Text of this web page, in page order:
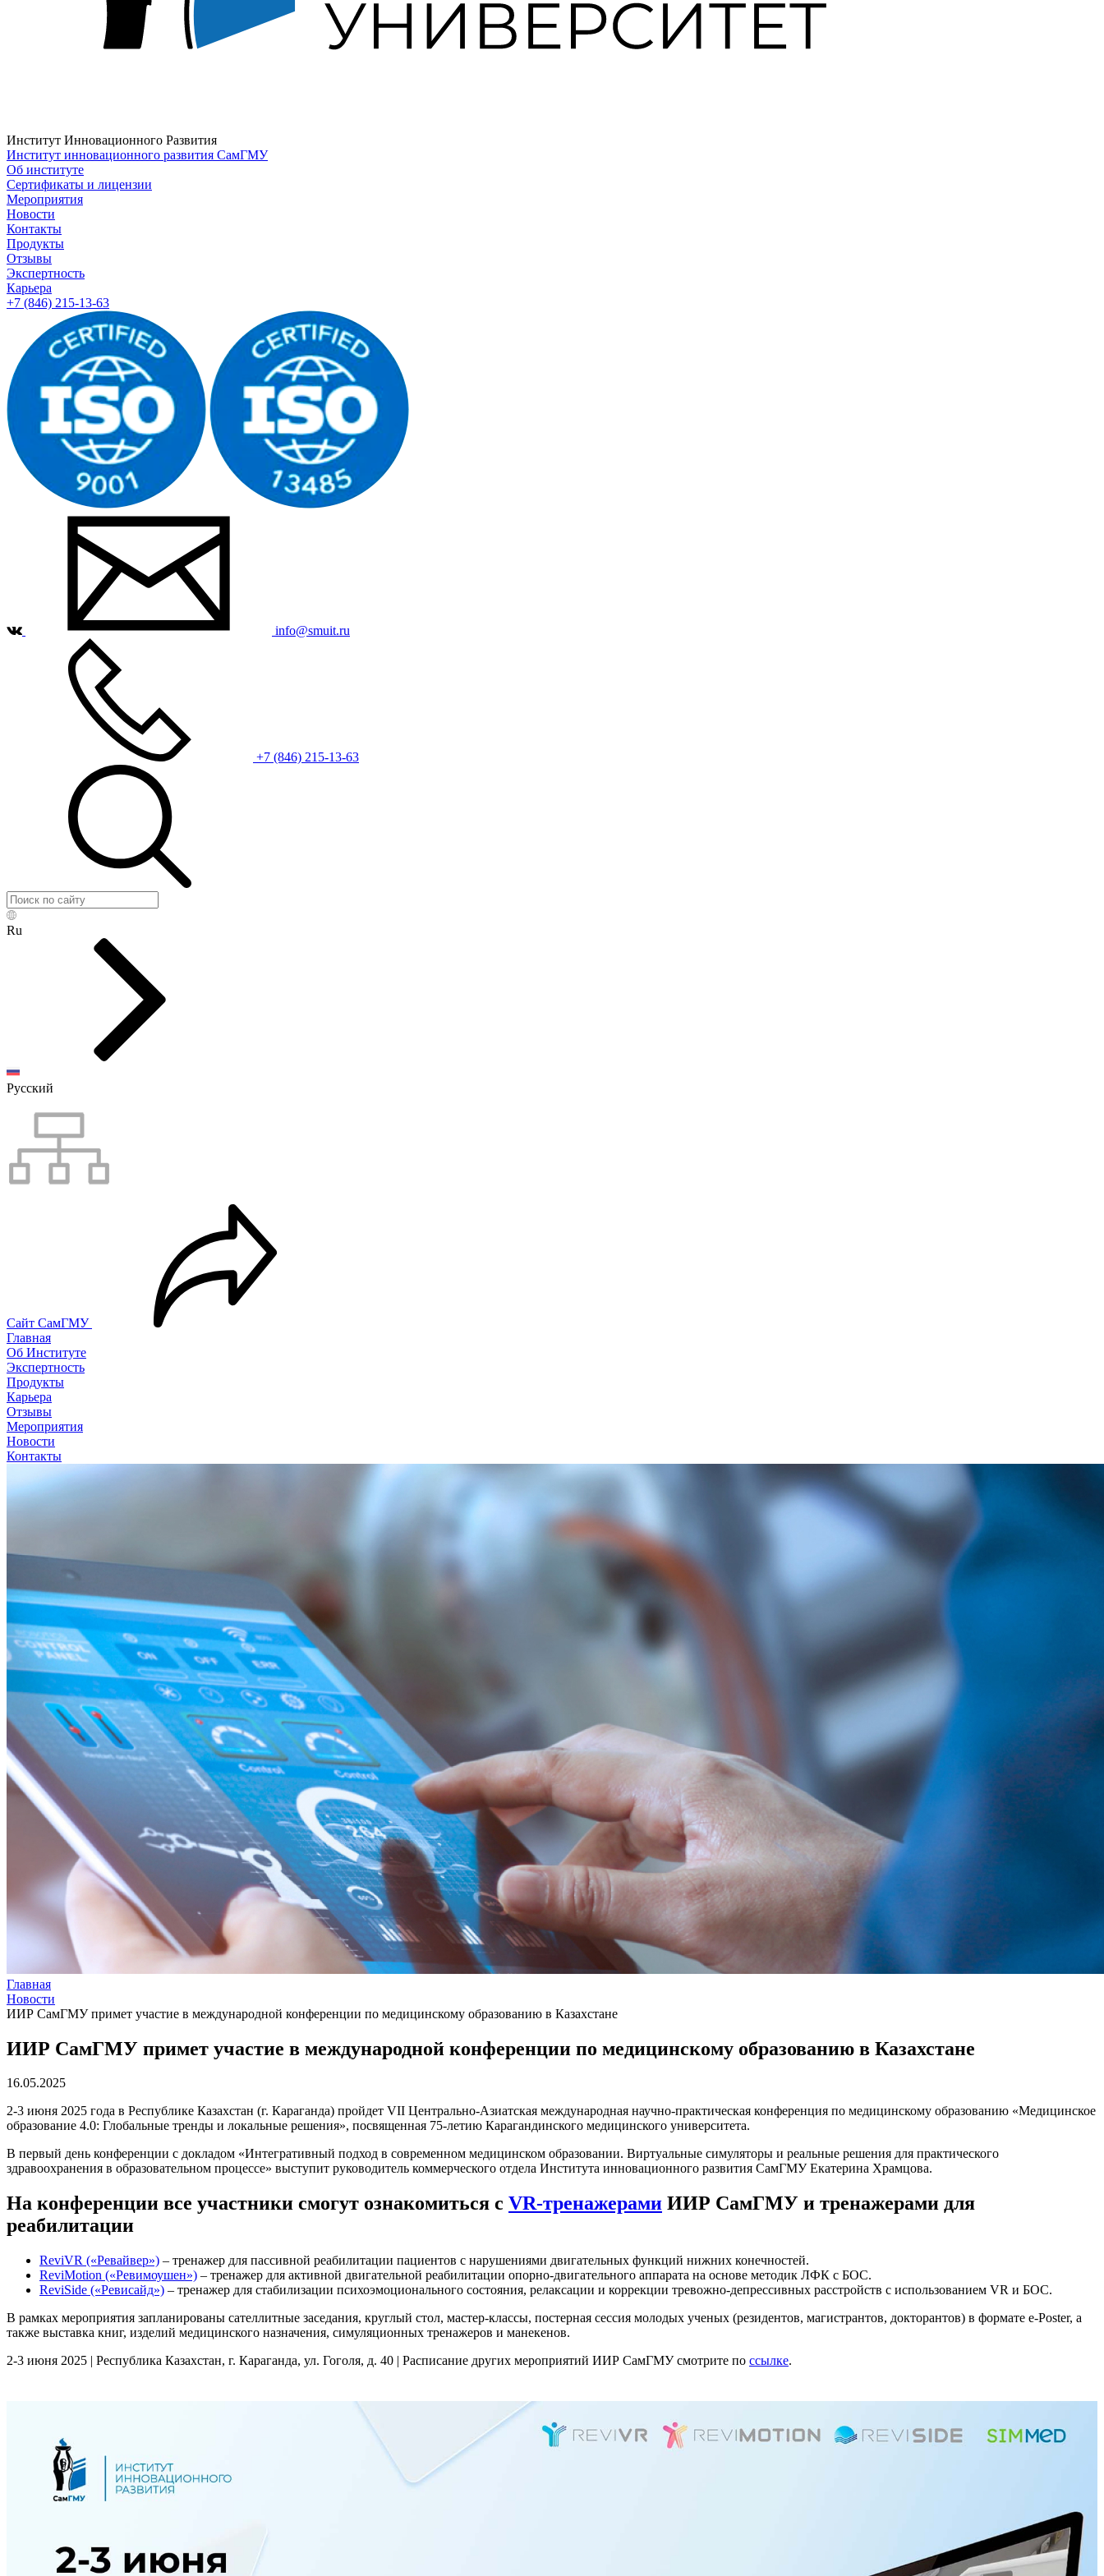
Институт Инновационного Развития
Институт инновационного развития СамГМУ
Об институте
Сертификаты и лицензии
Мероприятия
Новости
Контакты
Продукты
Отзывы
Экспертность
Карьера
+7 (846) 215-13-63
info@smuit.ru
+7 (846) 215-13-63
Ru
Русский
Сайт СамГМУ
Главная
Об Институте
Экспертность
Продукты
Карьера
Отзывы
Мероприятия
Новости
Контакты
Главная
Новости
ИИР СамГМУ примет участие в международной конференции по медицинскому образованию в Казахстане
ИИР СамГМУ примет участие в международной конференции по медицинскому образованию в Казахстане
16.05.2025
2-3 июня 2025 года в Республике Казахстан (г. Караганда) пройдет VII Центрально-Азиатская международная научно-практическая конференция по медицинскому образованию «Медицинское
образование 4.0: Глобальные тренды и локальные решения», посвященная 75-летию Карагандинского медицинского университета.
В первый день конференции с докладом «Интегративный подход в современном медицинском образовании. Виртуальные симуляторы и реальные решения для практического
здравоохранения в образовательном процессе» выступит руководитель коммерческого отдела Института инновационного развития СамГМУ Екатерина Храмцова.
На конференции все участники смогут ознакомиться с VR-тренажерами ИИР СамГМУ и тренажерами для
реабилитации
ReviVR («Ревайвер») – тренажер для пассивной реабилитации пациентов с нарушениями двигательных функций нижних конечностей.
ReviMotion («Ревимоушен») – тренажер для активной двигательной реабилитации опорно-двигательного аппарата на основе методик ЛФК с БОС.
ReviSide («Ревисайд») – тренажер для стабилизации психоэмоционального состояния, релаксации и коррекции тревожно-депрессивных расстройств с использованием VR и БОС.
В рамках мероприятия запланированы сателлитные заседания, круглый стол, мастер-классы, постерная сессия молодых ученых (резидентов, магистрантов, докторантов) в формате e-Poster, а
также выставка книг, изделий медицинского назначения, симуляционных тренажеров и манекенов.
2-3 июня 2025 | Республика Казахстан, г. Караганда, ул. Гоголя, д. 40 | Расписание других мероприятий ИИР СамГМУ смотрите по ссылке.